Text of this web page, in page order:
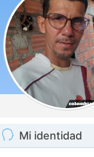
Mi identidad